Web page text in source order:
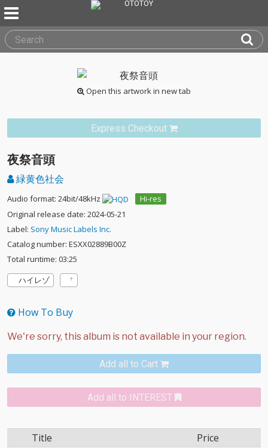
Open this artwork in new tab
Express Checkout
夜祭音頭
緑黄色社会
Audio format: 24bit/48kHz
Hi-res
Original release date: 2024-05-21
Label: Sony Music Labels Inc.
Catalog number: ESXX02889B00Z
Total runtime: 03:25
ハイレゾ
How To Buy
Add all to Cart
Add all to INTEREST
Title Price